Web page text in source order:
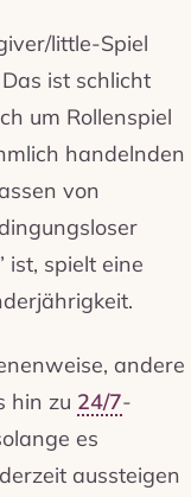
little-Spiel
ist schlicht
um Rollenspiel
handelnden
von
ist, spielt eine
andere
hin zu 24/7-
es
aussteigen